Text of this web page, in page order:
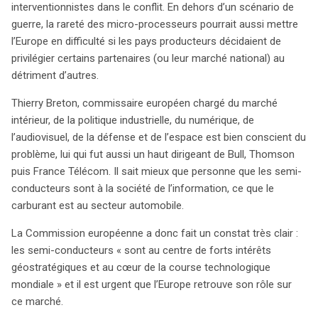
interventionnistes dans le conflit. En dehors d’un scénario de
guerre, la rareté des micro-processeurs pourrait aussi mettre
l’Europe en difficulté si les pays producteurs décidaient de
privilégier certains partenaires (ou leur marché national) au
détriment d’autres.
Thierry Breton, commissaire européen chargé du marché
intérieur, de la politique industrielle, du numérique, de
l’audiovisuel, de la défense et de l’espace est bien conscient du
problème, lui qui fut aussi un haut dirigeant de Bull, Thomson
puis France Télécom. Il sait mieux que personne que les semi-
conducteurs sont à la société de l’information, ce que le
carburant est au secteur automobile.
La Commission européenne a donc fait un constat très clair :
les semi-conducteurs « sont au centre de forts intérêts
géostratégiques et au cœur de la course technologique
mondiale » et il est urgent que l’Europe retrouve son rôle sur
ce marché.